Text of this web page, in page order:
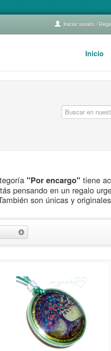
Iniciar sesión /
Inicio
"Por encargo" tiene
pensando en un regalo
son únicas y